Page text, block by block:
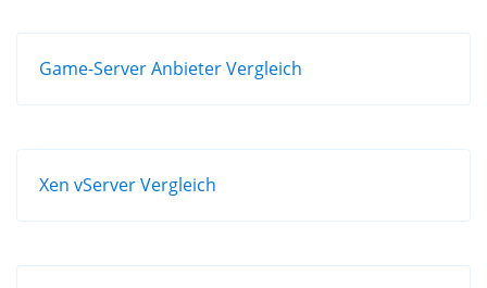
Game-Server Anbieter Vergleich
Xen vServer Vergleich